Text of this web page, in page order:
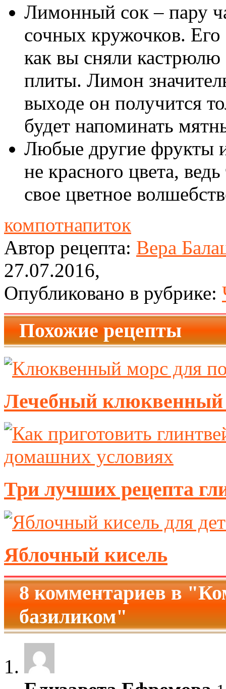
Лимонный сок – пару
сочных кружочков. Его
как вы сняли
плиты. Лимон
выходе он получится
будет напоминать
Любые другие фрукты
не красного цвета,
свое цветное
компотнапиток
Автор рецепта: Вера
27.07.2016,
Опубликовано в рубрике:
Похожие рецепты
Лечебный клюквенный
Три лучших рецепта
Яблочный кисель
8 комментариев в
базиликом"